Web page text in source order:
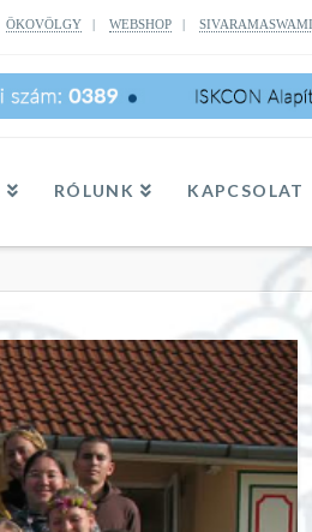
ÖKOVÖLGY| WEBSHOP|
RÓLUNK KAPCSOLAT